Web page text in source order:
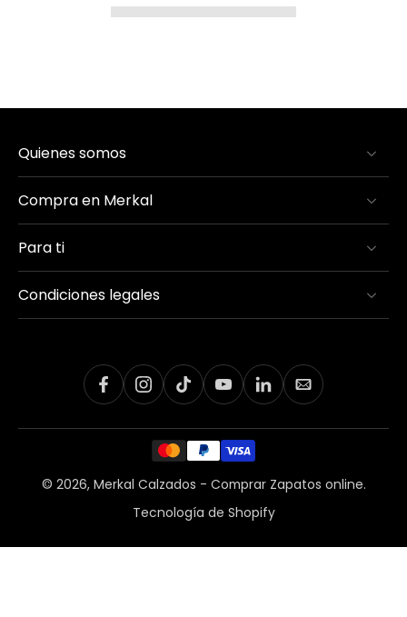
Quienes somos
Compra en Merkal
Para ti
Condiciones legales
© 2026, Merkal Calzados - Comprar Zapatos online.
Tecnología de Shopify